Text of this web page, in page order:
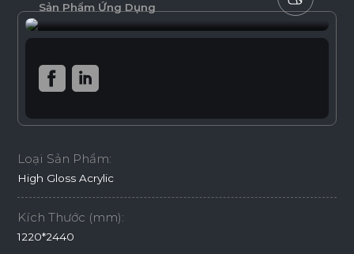
Sản Phẩm Ứng Dụng
Loại Sản Phẩm:
High Gloss Acrylic
Kích Thước (mm):
1220*2440